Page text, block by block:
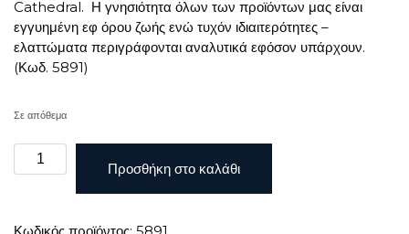
Cathedral. Η γνησιότητα όλων των προϊόντων μας είναι
εγγυημένη εφ όρου ζωής ενώ τυχόν ιδιαιτερότητες –
ελαττώματα περιγράφονται αναλυτικά εφόσον υπάρχουν.
(Κωδ. 5891)
Σε απόθεμα
Γερμανία
2
Προσθήκη στο καλάθι